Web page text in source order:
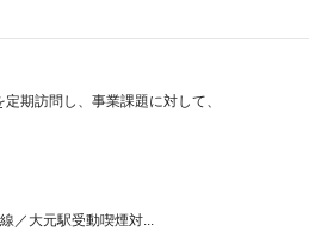
期訪問し、事業課題に対して、
／大元駅受動喫煙対...